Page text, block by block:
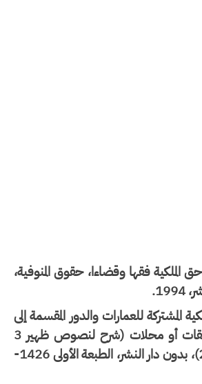
فقها وقضاءا، حقوق المنوفية،
للعمارات والدور المقسمة إلى
شقق أو طبقات أو محلات (شرح لنصوص ظهير 3
1426-